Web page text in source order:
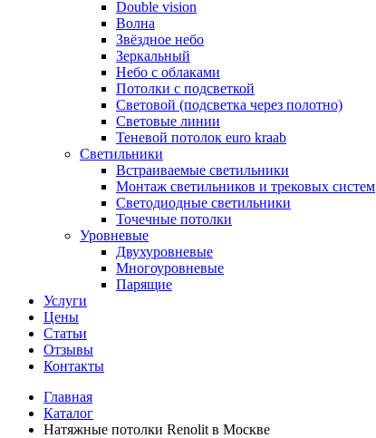
Double vision
Волна
Звёздное небо
Зеркальный
Небо с облаками
Потолки с подсветкой
Световой (подсветка через полотно)
Световые линии
Теневой потолок euro kraab
Светильники
Встраиваемые светильники
Монтаж светильников и трековых систем
Светодиодные светильники
Точечные потолки
Уровневые
Двухуровневые
Многоуровневые
Парящие
Услуги
Цены
Статьи
Отзывы
Контакты
Главная
Каталог
Натяжные потолки Renolit в Москве